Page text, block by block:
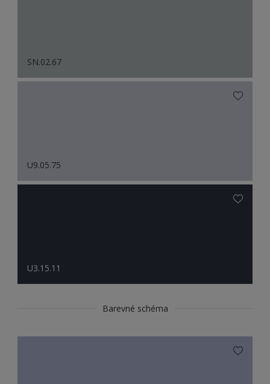
SN.02.67
U9.05.75
U3.15.11
Barevné schéma